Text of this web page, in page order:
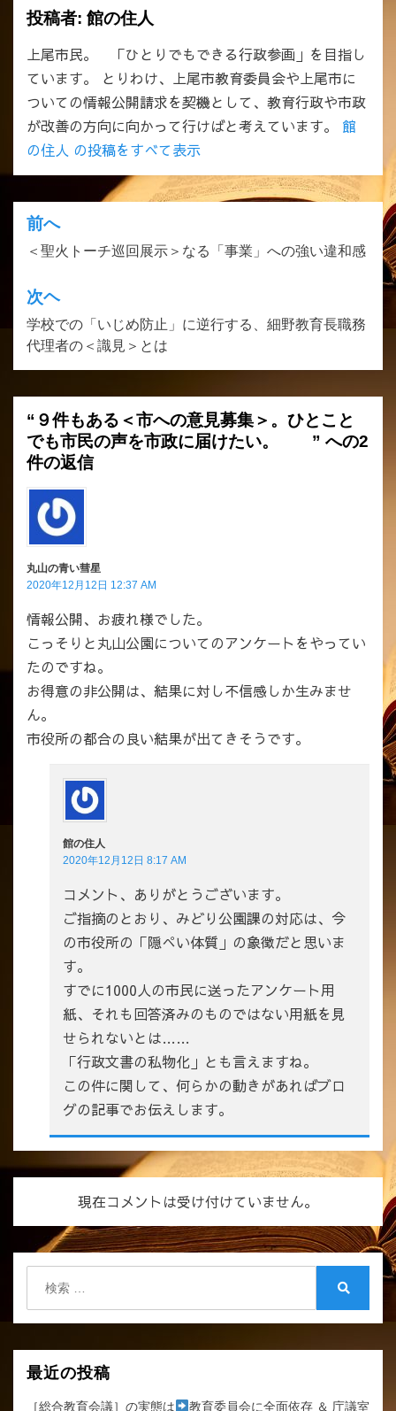
投稿者: 館の住人
上尾市民。 「ひとりでもできる行政参画」を目指し
ています。 とりわけ、上尾市教育委員会や上尾市に
ついての情報公開請求を契機として、教育行政や市政
が改善の方向に向かって行けばと考えています。 館
の住人 の投稿をすべて表示
投
稿
ナ
ビ
ゲ
ー
シ
ョ
ン
前へ
＜聖火トーチ巡回展示＞なる「事業」への強い違和感
次ヘ
学校での「いじめ防止」に逆行する、細野教育長職務
代理者の＜識見＞とは
“９件もある＜市への意見募集＞。ひとこと
でも市民の声を市政に届けたい。 ” への2
件の返信
丸山の青い彗星
2020年12月12日 12:37 AM
情報公開、お疲れ様でした。
こっそりと丸山公園についてのアンケートをやってい
たのですね。
お得意の非公開は、結果に対し不信感しか生みませ
ん。
市役所の都合の良い結果が出てきそうです。
館の住人
2020年12月12日 8:17 AM
コメント、ありがとうございます。
ご指摘のとおり、みどり公園課の対応は、今
の市役所の「隠ぺい体質」の象徴だと思いま
す。
すでに1000人の市民に送ったアンケート用
紙、それも回答済みのものではない用紙を見
せられないとは……
「行政文書の私物化」とも言えますね。
この件に関して、何らかの動きがあればブロ
グの記事でお伝えします。
現在コメントは受け付けていません。
最近の投稿
［総合教育会議］の実態は 教育委員会に全面依存 ＆ 庁議室